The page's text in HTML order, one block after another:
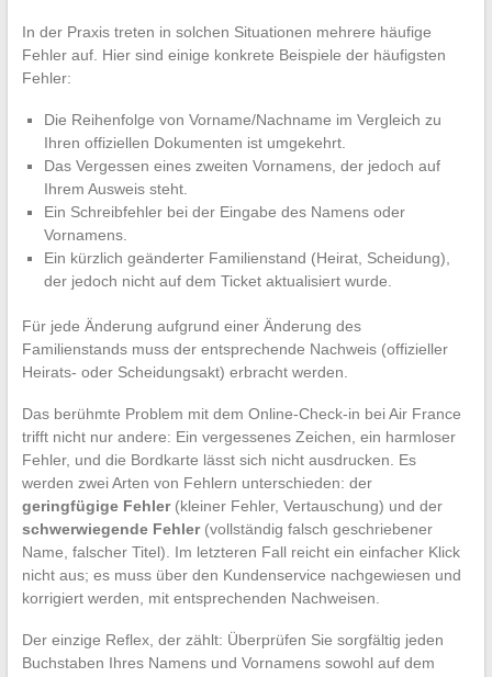
In der Praxis treten in solchen Situationen mehrere häufige
Fehler auf. Hier sind einige konkrete Beispiele der häufigsten
Fehler:
Die Reihenfolge von Vorname/Nachname im Vergleich zu
Ihren offiziellen Dokumenten ist umgekehrt.
Das Vergessen eines zweiten Vornamens, der jedoch auf
Ihrem Ausweis steht.
Ein Schreibfehler bei der Eingabe des Namens oder
Vornamens.
Ein kürzlich geänderter Familienstand (Heirat, Scheidung),
der jedoch nicht auf dem Ticket aktualisiert wurde.
Für jede Änderung aufgrund einer Änderung des
Familienstands muss der entsprechende Nachweis (offizieller
Heirats- oder Scheidungsakt) erbracht werden.
Das berühmte Problem mit dem Online-Check-in bei Air France
trifft nicht nur andere: Ein vergessenes Zeichen, ein harmloser
Fehler, und die Bordkarte lässt sich nicht ausdrucken. Es
werden zwei Arten von Fehlern unterschieden: der
geringfügige Fehler(kleiner Fehler, Vertauschung) und der
schwerwiegende Fehler(vollständig falsch geschriebener
Name, falscher Titel). Im letzteren Fall reicht ein einfacher Klick
nicht aus; es muss über den Kundenservice nachgewiesen und
korrigiert werden, mit entsprechenden Nachweisen.
Der einzige Reflex, der zählt: Überprüfen Sie sorgfältig jeden
Buchstaben Ihres Namens und Vornamens sowohl auf dem